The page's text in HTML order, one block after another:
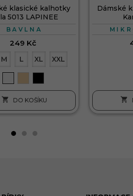
klasické kalhotky
5013 LAPINEE
BAVLNA
249 Kč
M L XL XXL
 DO KOŠÍKU
Dámské
